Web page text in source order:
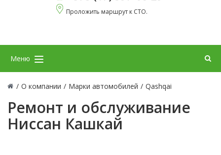
Проложить маршрут к СТО.
Меню
/ О компании / Марки автомобилей / Qashqai
Ремонт и обслуживание
Ниссан Кашкай